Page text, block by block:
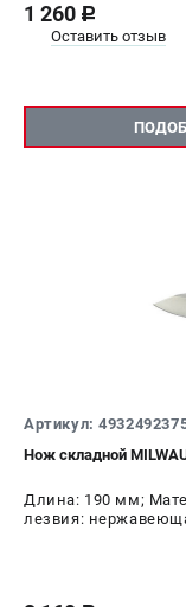
1 260 c
Оставить отзыв
Артикул:
Нож складной
Длина: 190 мм;
лезвия: